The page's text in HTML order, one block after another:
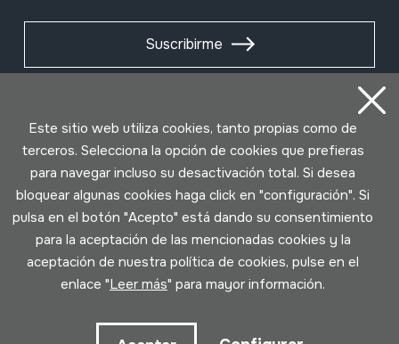
Suscribirme
Política de cookies
Este sitio web utiliza cookies, tanto propias como de
terceros. Selecciona la opción de cookies que prefieras
para navegar incluso su desactivación total. Si desea
bloquear algunas cookies haga click en "configuración". Si
pulsa en el botón "Acepto" está dando su consentimiento
para la aceptación de las mencionadas cookies y la
aceptación de nuestra política de cookies, pulse en el
enlace "Leer más" para mayor información.